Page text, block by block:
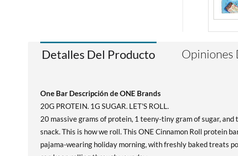
Detalles Del Producto Opiniones
One Bar Descripción de ONE Brands
20G PROTEIN. 1G SUGAR. LET'S ROLL.
20 massive grams of protein, 1 teeny-tiny gram of sugar,
snack. This is how we roll. This ONE Cinnamon Roll protein
pajama-wearing holiday morning, with freshly baked treats